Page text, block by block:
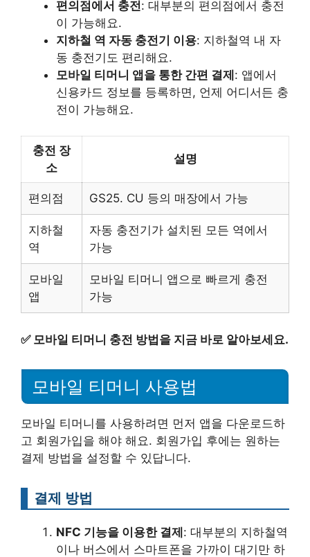
편의점에서 충전: 대부분의 편의점에서 충전
이 가능해요.
지하철 역 자동 충전기 이용: 지하철역 내 자
동 충전기도 편리해요.
모바일 티머니 앱을 통한 간편 결제: 앱에서
신용카드 정보를 등록하면, 언제 어디서든 충
전이 가능해요.
충전 장
소
설명
편의점 GS25. CU 등의 매장에서 가능
지하철
역
자동 충전기가 설치된 모든 역에서
가능
모바일
앱
모바일 티머니 앱으로 빠르게 충전
가능
✅ 모바일 티머니 충전 방법을 지금 바로 알아보세요.
모바일 티머니 사용법
모바일 티머니를 사용하려면 먼저 앱을 다운로드하
고 회원가입을 해야 해요. 회원가입 후에는 원하는
결제 방법을 설정할 수 있답니다.
결제 방법
NFC 기능을 이용한 결제: 대부분의 지하철역
이나 버스에서 스마트폰을 가까이 대기만 하